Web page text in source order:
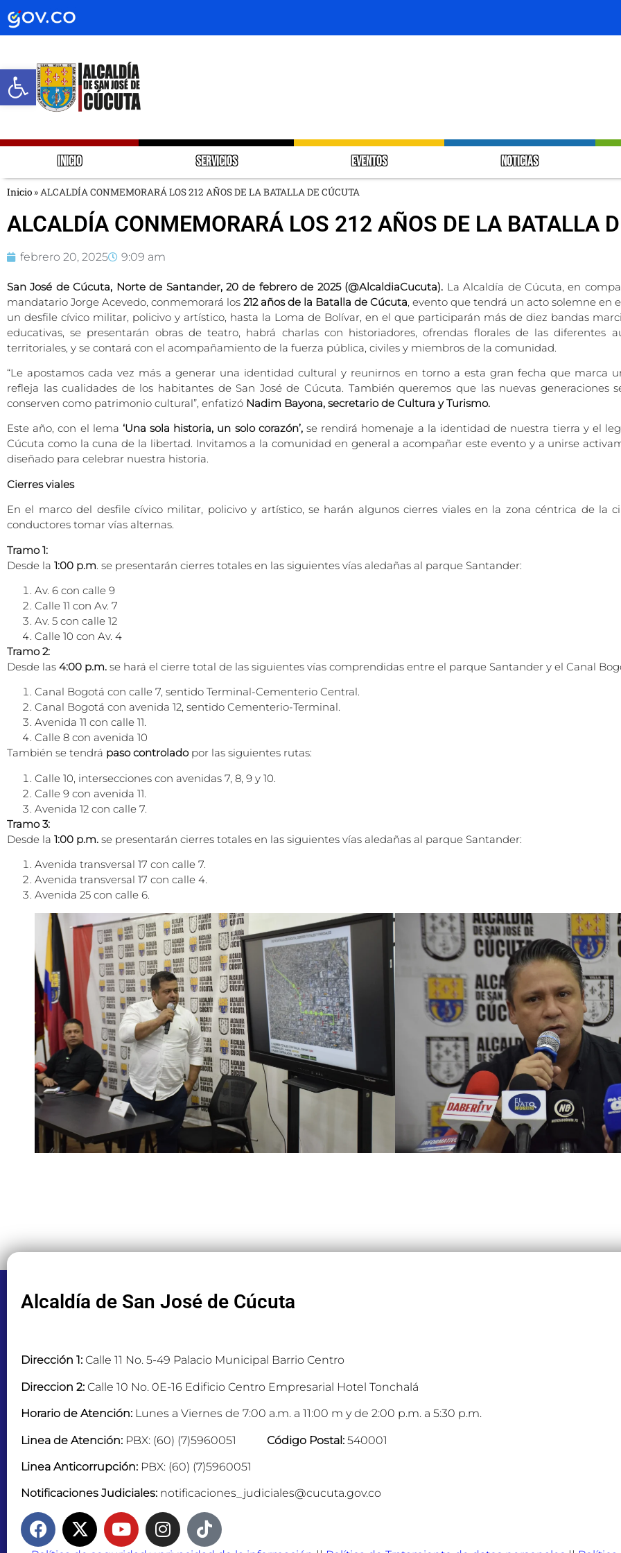
Abrir barra de herramientas
INICIO SERVICIOS EVENTOS NOTICIAS
Inicio » ALCALDÍA CONMEMORARÁ LOS 212 AÑOS DE LA BATALLA DE CÚCUTA
ALCALDÍA CONMEMORARÁ LOS 212 AÑOS DE LA BATALLA
febrero 20, 2025 9:09 am
San José de Cúcuta, Norte de Santander, 20 de febrero de 2025 (@AlcaldiaCucuta). La Alcaldía de Cúcuta, en
mandatario Jorge Acevedo, conmemorará los 212 años de la Batalla de Cúcuta, evento que tendrá un acto solemne en
un desfile cívico militar, policivo y artístico, hasta la Loma de Bolívar, en el que participarán más de diez bandas
educativas, se presentarán obras de teatro, habrá charlas con historiadores, ofrendas florales de las diferentes
territoriales, y se contará con el acompañamiento de la fuerza pública, civiles y miembros de la comunidad.
“Le apostamos cada vez más a generar una identidad cultural y reunirnos en torno a esta gran fecha que marca
refleja las cualidades de los habitantes de San José de Cúcuta. También queremos que las nuevas generaciones
conserven como patrimonio cultural”, enfatizó Nadim Bayona, secretario de Cultura y Turismo.
Este año, con el lema ‘Una sola historia, un solo corazón’,se rendirá homenaje a la identidad de nuestra tierra y el
Cúcuta como la cuna de la libertad. Invitamos a la comunidad en general a acompañar este evento y a unirse
diseñado para celebrar nuestra historia.
Cierres viales
En el marco del desfile cívico militar, policivo y artístico, se harán algunos cierres viales en la zona céntrica de la
conductores tomar vías alternas.
Tramo 1:
Desde la 1:00 p.m. se presentarán cierres totales en las siguientes vías aledañas al parque Santander:
Av. 6 con calle 9
Calle 11 con Av. 7
Av. 5 con calle 12
Calle 10 con Av. 4
Tramo 2:
Desde las 4:00 p.m. se hará el cierre total de las siguientes vías comprendidas entre el parque Santander y el Canal
Canal Bogotá con calle 7, sentido Terminal-Cementerio Central.
Canal Bogotá con avenida 12, sentido Cementerio-Terminal.
Avenida 11 con calle 11.
Calle 8 con avenida 10
También se tendrá paso controlado por las siguientes rutas:
Calle 10, intersecciones con avenidas 7, 8, 9 y 10.
Calle 9 con avenida 11.
Avenida 12 con calle 7.
Tramo 3:
Desde la 1:00 p.m. se presentarán cierres totales en las siguientes vías aledañas al parque Santander:
Avenida transversal 17 con calle 7.
Avenida transversal 17 con calle 4.
Avenida 25 con calle 6.
Alcaldía de San José de Cúcuta
Dirección 1: Calle 11 No. 5-49 Palacio Municipal Barrio Centro
Direccion 2: Calle 10 No. 0E-16 Edificio Centro Empresarial Hotel Tonchalá
Horario de Atención: Lunes a Viernes de 7:00 a.m. a 11:00 m y de 2:00 p.m. a 5:30 p.m.
Linea de Atención: PBX: (60) (7)5960051 Código Postal: 540001
Linea Anticorrupción: PBX: (60) (7)5960051
Notificaciones Judiciales: notificaciones_judiciales@cucuta.gov.co